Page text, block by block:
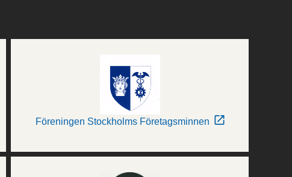
Föreningen Stockholms Företagsminnen